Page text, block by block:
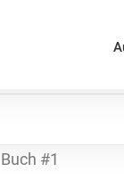
Buch #1